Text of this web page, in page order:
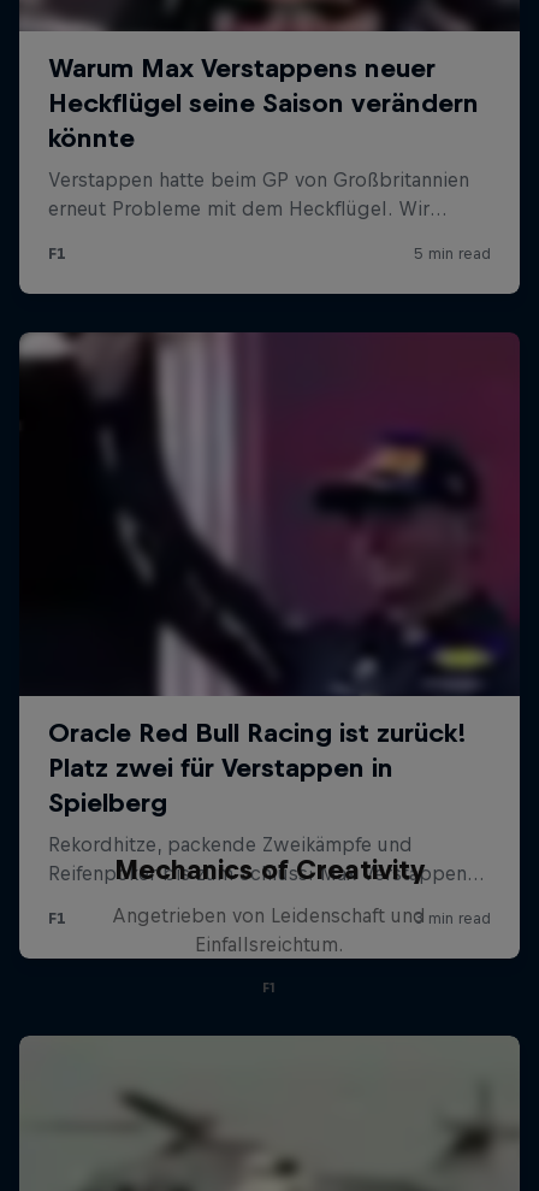
Mechanics of Creativity
Angetrieben von Leidenschaft und
Einfallsreichtum.
F1